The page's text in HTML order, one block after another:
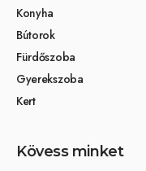
Konyha
Bútorok
Fürdőszoba
Gyerekszoba
Kert
Kövess minket